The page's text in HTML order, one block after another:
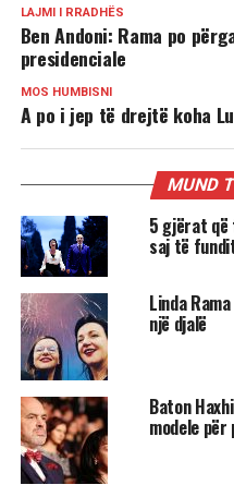
LAJMI I RRADHËS
Ben Andoni: Rama po
presidenciale
MOS HUMBISNI
A po i jep të drejtë koha
MUND
5 gjërat që
saj të
Linda
një djalë
Baton
modele